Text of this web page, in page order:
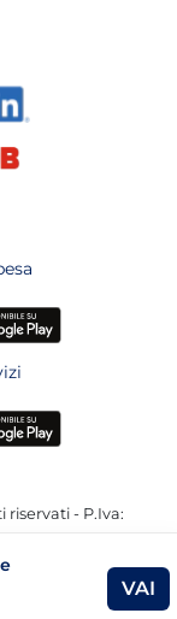
in
pagina
riservati - P.Iva:
VAI